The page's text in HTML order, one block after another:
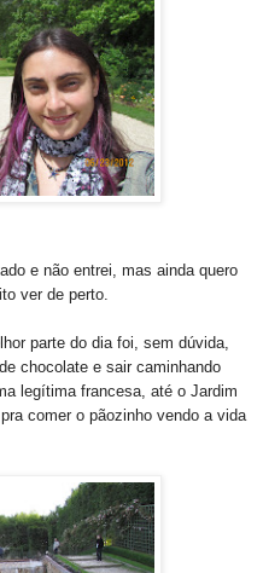
e não entrei, mas ainda quero
ver de perto.
parte do dia foi, sem dúvida,
chocolate e sair caminhando
legítima francesa, até o Jardim
comer o pãozinho vendo a vida